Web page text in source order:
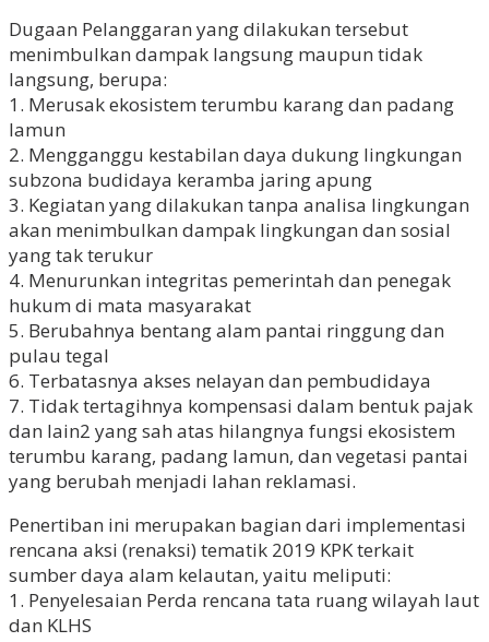
Dugaan Pelanggaran yang dilakukan tersebut
menimbulkan dampak langsung maupun tidak
langsung, berupa:
1. Merusak ekosistem terumbu karang dan padang
lamun
2. Mengganggu kestabilan daya dukung lingkungan
subzona budidaya keramba jaring apung
3. Kegiatan yang dilakukan tanpa analisa lingkungan
akan menimbulkan dampak lingkungan dan sosial
yang tak terukur
4. Menurunkan integritas pemerintah dan penegak
hukum di mata masyarakat
5. Berubahnya bentang alam pantai ringgung dan
pulau tegal
6. Terbatasnya akses nelayan dan pembudidaya
7. Tidak tertagihnya kompensasi dalam bentuk pajak
dan lain2 yang sah atas hilangnya fungsi ekosistem
terumbu karang, padang lamun, dan vegetasi pantai
yang berubah menjadi lahan reklamasi.
Penertiban ini merupakan bagian dari implementasi
rencana aksi (renaksi) tematik 2019 KPK terkait
sumber daya alam kelautan, yaitu meliputi:
1. Penyelesaian Perda rencana tata ruang wilayah laut
dan KLHS